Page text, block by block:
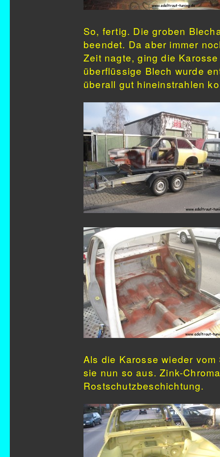
So, fertig. Die groben
beendet. Da aber immer
Zeit nagte, ging die
überflüssige Blech wurde
überall gut hineinstrahlen
Als die Karosse wieder
sie nun so aus. Zink-
Rostschutzbeschichtung.